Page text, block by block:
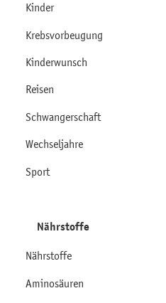
Kinder
Krebsvorbeugung
Kinderwunsch
Reisen
Schwangerschaft
Wechseljahre
Sport
Nährstoffe
Nährstoffe
Aminosäuren